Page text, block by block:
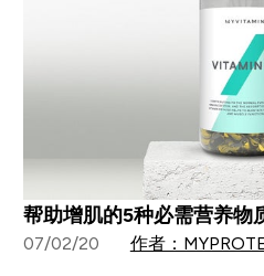
帮助增肌的5种必需营养物
07/02/20 作者：